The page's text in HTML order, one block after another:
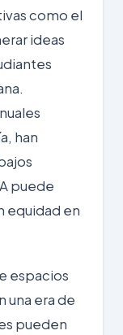
como el
ideas
han
puede
equidad en
espacios
una era de
pueden